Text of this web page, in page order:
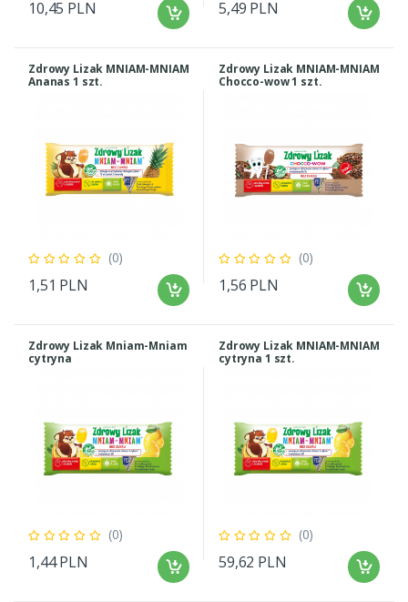
10,45 PLN 5,49 PLN
Zdrowy Lizak MNIAM-MNIAM
Ananas 1 szt.
(0)
1,51 PLN
Zdrowy Lizak MNIAM-MNIAM
Chocco-wow 1 szt.
(0)
1,56 PLN
Zdrowy Lizak Mniam-Mniam
cytryna
(0)
1,44 PLN
Zdrowy Lizak MNIAM-MNIAM
cytryna 1 szt.
(0)
59,62 PLN